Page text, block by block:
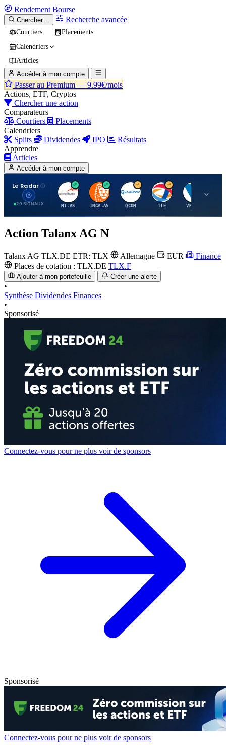
Rendement Bourse
Chercher… Recherche avancée
Courtiers
Placements
Calendriers
Articles
Accéder à mon compte
Passer au Premium — 9.99€/mois
Actions, ETF, Cryptos
Chercher une action
Comparateurs
Courtiers
Placements
Calendriers
Splits
Dividendes IPO
Résultats
Apprendre
Articles
Accéder à mon compte
Le Radar
20 SIGNAUX
A
MT.AS
I
INGA.AS
Q
QCOM
T
TTE VK.PA
Action Talanx AG N
Talanx AG TLX.DE ETR: TLX Allemagne EUR
Finance
Places de cotation : TLX.DE TLX.F
Ajouter à mon portefeuille Créer une alerte
•
Synthèse Dividendes Finances
•
Sponsorisé
Connectez-vous pour ne plus voir de sponsors
Sponsorisé
Connectez-vous pour ne plus voir de sponsors